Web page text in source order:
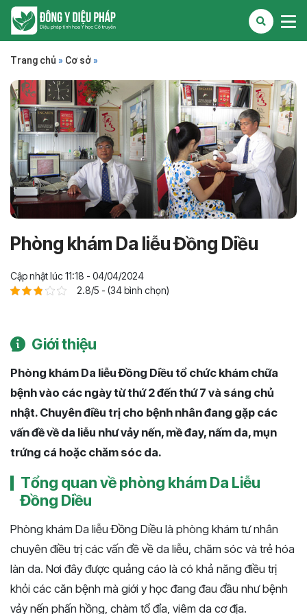
Trang chủ » Cơ sở »
Phòng khám Da liễu Đồng Diều
Cập nhật lúc 11:18 - 04/04/2024
2.8/5 - (34 bình chọn)
Giới thiệu
Phòng khám Da liễu Đồng Diều tổ chức khám chữa
bệnh vào các ngày từ thứ 2 đến thứ 7 và sáng chủ
nhật. Chuyên điều trị cho bệnh nhân đang gặp các
vấn đề về da liễu như vảy nến, mề đay, nấm da, mụn
trứng cá hoặc chăm sóc da.
Tổng quan về phòng khám Da Liễu
Đồng Diều
Phòng khám Da liễu Đồng Diều là phòng khám tư nhân
chuyên điều trị các vấn đề về da liễu, chăm sóc và trẻ hóa
làn da. Nơi đây được quảng cáo là có khả năng điều trị
khỏi các căn bệnh mà giới y học đang đau đầu như bệnh
vảy nến phấn hồng, chàm tổ đỉa, viêm da cơ địa.